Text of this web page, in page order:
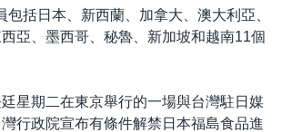
括日本、新西蘭、加拿大、澳大利亞、
亞、墨西哥、秘魯、新加坡和越南11個
星期二在東京舉行的一場與台灣駐日媒
行政院宣布有條件解禁日本福島食品進